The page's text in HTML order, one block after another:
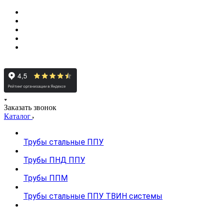
Заказать звонок
Каталог
Трубы стальные ППУ
Трубы ПНД ППУ
Трубы ППМ
Трубы стальные ППУ ТВИН системы